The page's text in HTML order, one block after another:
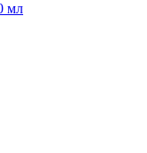
мл